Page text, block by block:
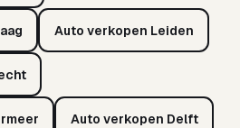
Auto verkopen Leiden
Auto verkopen Delft